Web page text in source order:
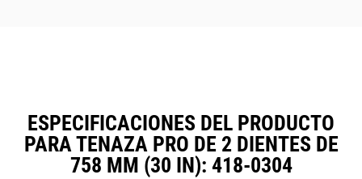
ESPECIFICACIONES DEL PRODUCTO
PARA TENAZA PRO DE 2 DIENTES DE
758 MM (30 IN): 418-0304